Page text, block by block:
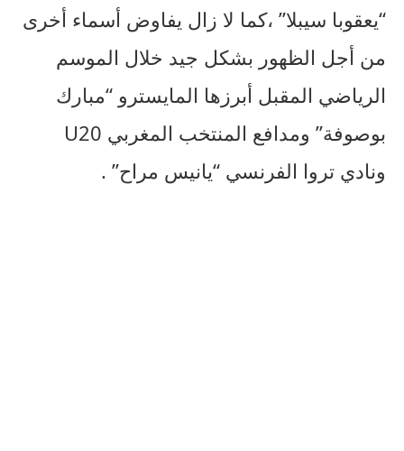
“يعقوبا سيبلا” ،كما لا زال يفاوض أسماء أخرى
من أجل الظهور بشكل جيد خلال الموسم
الرياضي المقبل أبرزها المايسترو “مبارك
بوصوفة” ومدافع المنتخب المغربي U20
ونادي تروا الفرنسي “يانيس مراح” .